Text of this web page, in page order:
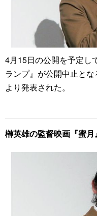
4月15日の公開を予定し
ランプ』が公開中止と
より発表された。
榊英雄の監督映画『蜜